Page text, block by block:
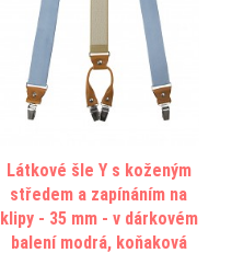
Látkové šle Y s koženým
středem a zapínáním na
klipy - 35 mm - v dárkovém
balení modrá, koňaková